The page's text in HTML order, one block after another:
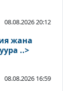
08.08.2026 20:12
жана
..>
08.08.2026 16:59